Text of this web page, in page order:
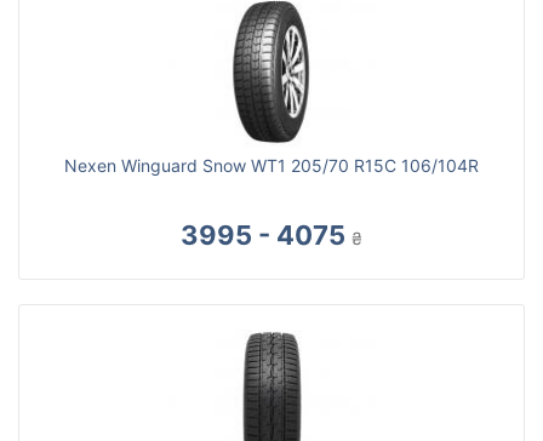
Nexen Winguard Snow WT1 205/70 R15C 106/104R
3995 - 4075 ₴